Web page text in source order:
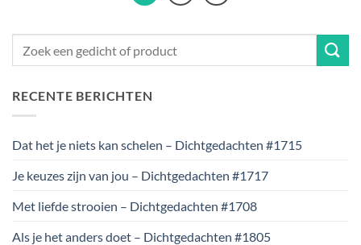
RECENTE BERICHTEN
Dat het je niets kan schelen – Dichtgedachten #1715
Je keuzes zijn van jou – Dichtgedachten #1717
Met liefde strooien – Dichtgedachten #1708
Als je het anders doet – Dichtgedachten #1805